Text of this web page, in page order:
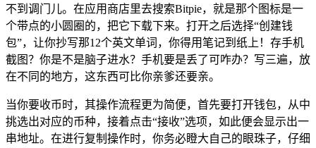
不到调门儿。在应用商店里去搜索Bitpie，就是那个图标是一
个带点的小圆圈的，把它下载下来。打开之后选择“创建钱
包”，让你抄写那12个英文单词，你得用笔记到纸上！存手机
截图？你是不是脑子进水？手机要是丢了可咋办？写三遍，放
在不同的地方，这东西可比你亲爹还要亲。
当你要收币时，其操作流程更为简便，首先要打开钱包，从中
挑选出对应的币种，接着点击“接收”选项，如此便会显示出一
串地址。在进行复制操作时，你务必瞪大自己的眼珠子，仔细